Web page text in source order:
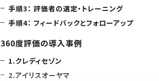
手順3： 評価者の選定・トレーニング
手順4： フィードバックとフォローアップ
360度評価の導入事例
1.クレディセゾン
2.アイリスオーヤマ